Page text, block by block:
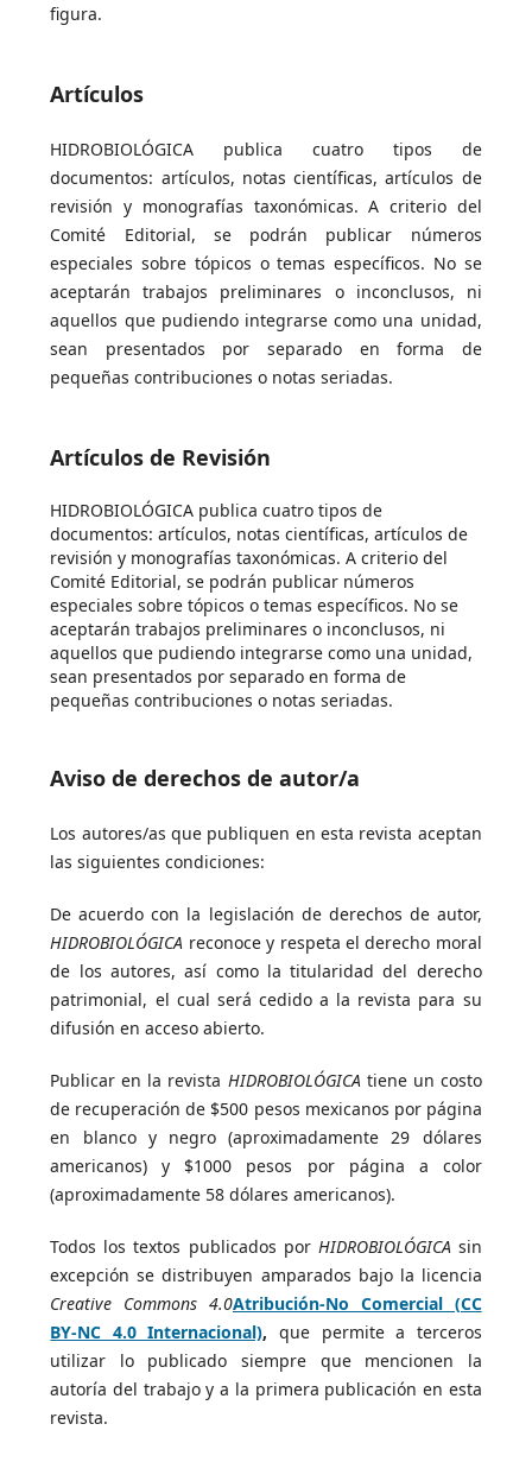
figura.
Artículos
HIDROBIOLÓGICA publica cuatro tipos de
documentos: artículos, notas científicas, artículos de
revisión y monografías taxonómicas. A criterio del
Comité Editorial, se podrán publicar números
especiales sobre tópicos o temas específicos. No se
aceptarán trabajos preliminares o inconclusos, ni
aquellos que pudiendo integrarse como una unidad,
sean presentados por separado en forma de
pequeñas contribuciones o notas seriadas.
Artículos de Revisión
HIDROBIOLÓGICA publica cuatro tipos de
documentos: artículos, notas científicas, artículos de
revisión y monografías taxonómicas. A criterio del
Comité Editorial, se podrán publicar números
especiales sobre tópicos o temas específicos. No se
aceptarán trabajos preliminares o inconclusos, ni
aquellos que pudiendo integrarse como una unidad,
sean presentados por separado en forma de
pequeñas contribuciones o notas seriadas.
Aviso de derechos de autor/a
Los autores/as que publiquen en esta revista aceptan
las siguientes condiciones:
De acuerdo con la legislación de derechos de autor,
HIDROBIOLÓGICA reconoce y respeta el derecho moral
de los autores, así como la titularidad del derecho
patrimonial, el cual será cedido a la revista para su
difusión en acceso abierto.
Publicar en la revista HIDROBIOLÓGICA tiene un costo
de recuperación de $500 pesos mexicanos por página
en blanco y negro (aproximadamente 29 dólares
americanos) y $1000 pesos por página a color
(aproximadamente 58 dólares americanos).
Todos los textos publicados por HIDROBIOLÓGICA sin
excepción se distribuyen amparados bajo la licencia
Creative Commons 4.0Atribución-No Comercial (CC
BY-NC 4.0 Internacional),que permite a terceros
utilizar lo publicado siempre que mencionen la
autoría del trabajo y a la primera publicación en esta
revista.